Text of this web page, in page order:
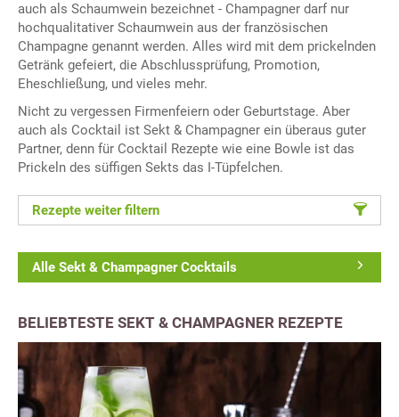
auch als Schaumwein bezeichnet - Champagner darf nur
hochqualitativer Schaumwein aus der französischen
Champagne genannt werden. Alles wird mit dem prickelnden
Getränk gefeiert, die Abschlussprüfung, Promotion,
Eheschließung, und vieles mehr.
Nicht zu vergessen Firmenfeiern oder Geburtstage. Aber
auch als Cocktail ist Sekt & Champagner ein überaus guter
Partner, denn für Cocktail Rezepte wie eine Bowle ist das
Prickeln des süffigen Sekts das I-Tüpfelchen.
Rezepte weiter filtern
Alle Sekt & Champagner Cocktails
BELIEBTESTE SEKT & CHAMPAGNER REZEPTE